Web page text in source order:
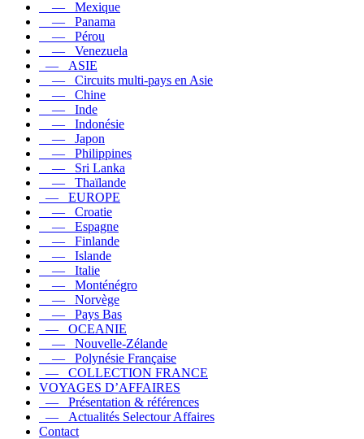
— Mexique
— Panama
— Pérou
— Venezuela
— ASIE
— Circuits multi-pays en Asie
— Chine
— Inde
— Indonésie
— Japon
— Philippines
— Sri Lanka
— Thaïlande
— EUROPE
— Croatie
— Espagne
— Finlande
— Islande
— Italie
— Monténégro
— Norvège
— Pays Bas
— OCEANIE
— Nouvelle-Zélande
— Polynésie Française
— COLLECTION FRANCE
VOYAGES D’AFFAIRES
— Présentation & références
— Actualités Selectour Affaires
Contact